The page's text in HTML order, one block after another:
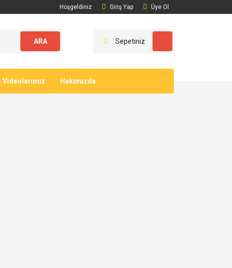
Hoşgeldiniz Giriş Yap Üye Ol
ARA Sepetiniz
Videolarımız Hakımızda